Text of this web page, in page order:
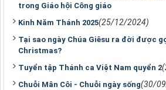
trong Giáo hội Công giáo
Kinh Năm Thánh 2025(25/12/2024)
Tại sao ngày Chúa Giêsu ra đời được
Christmas?
Tuyển tập Thánh ca Việt Nam quyển 2
Chuỗi Mân Côi - Chuỗi ngày sống(30/